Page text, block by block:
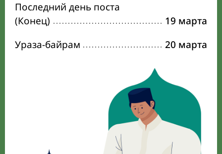
Последний день поста
(Конец)
19 марта
Ураза-байрам
20 марта